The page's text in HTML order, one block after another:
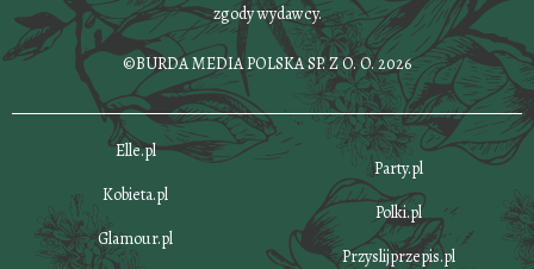
zgody wydawcy.
©BURDA MEDIA POLSKA SP. Z O. O. 2026
Elle.pl
Kobieta.pl
Glamour.pl
Party.pl
Polki.pl
Przyslijprzepis.pl